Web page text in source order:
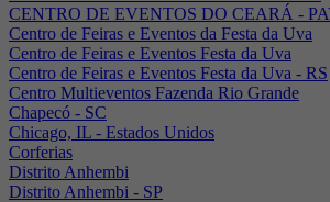
CENTRO DE EVENTOS DO CEARÁ -
Centro de Feiras e Eventos da Festa da Uva
Centro de Feiras e Eventos Festa da Uva
Centro de Feiras e Eventos Festa da Uva - RS
Centro Multieventos Fazenda Rio Grande
Chapecó - SC
Chicago, IL - Estados Unidos
Corferias
Distrito Anhembi
Distrito Anhembi - SP